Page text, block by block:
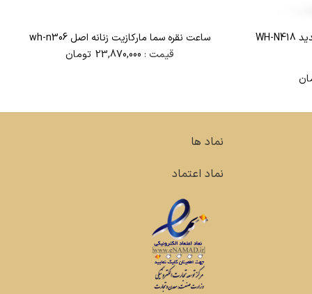
ساعت نقره سما مارکازیت زنانه اصل wh-n306
قیمت : 23,870,000 تومان
نماد ها
نماد اعتماد